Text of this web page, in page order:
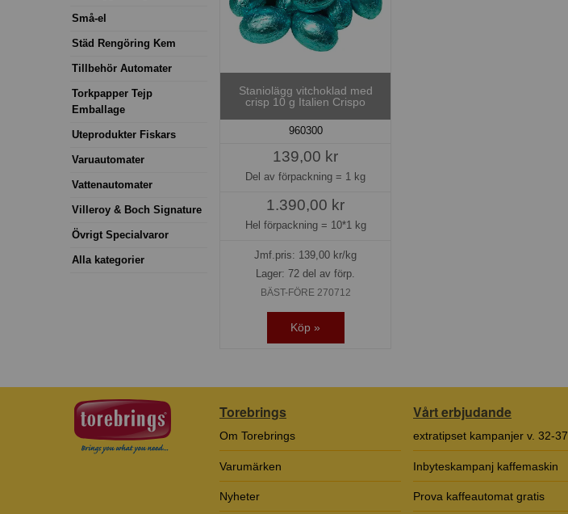
Små-el
Städ Rengöring Kem
Tillbehör Automater
Torkpapper Tejp
Emballage
Uteprodukter Fiskars
Varuautomater
Vattenautomater
Villeroy & Boch Signature
Övrigt Specialvaror
Alla kategorier
Staniolägg vitchoklad med
crisp 10 g Italien Crispo
960300
139,00 kr
Del av förpackning = 1 kg
1.390,00 kr
Hel förpackning = 10*1 kg
Jmf.pris: 139,00 kr/kg
Lager: 72 del av förp.
BÄST-FÖRE 270712
Köp »
Torebrings
Om Torebrings
Varumärken
Nyheter
Vårt erbjudande
extratipset kampanjer v. 32-37
Inbyteskampanj kaffemaskin
Prova kaffeautomat gratis